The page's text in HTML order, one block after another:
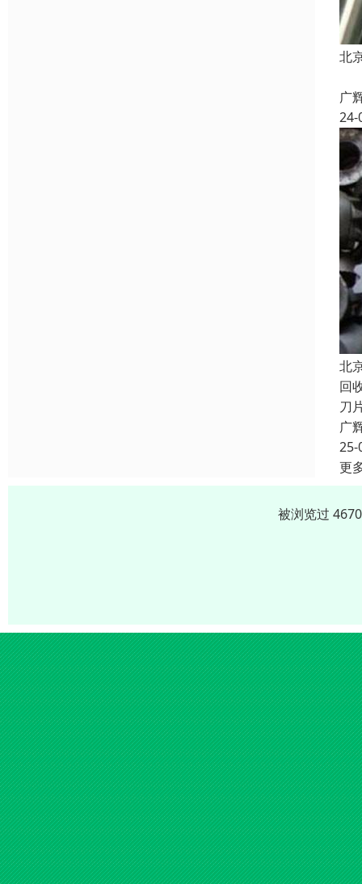
北
广
24-
北
回
刀
广
25-
更
被浏览过